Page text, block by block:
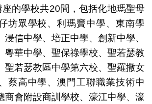
的學校共20間，包括化地瑪聖母
坊眾學校、利瑪竇中學、東南學
浸信中學、培正中學、創新中學、
粵華中學、聖保祿學校、聖若瑟教
聖若瑟教區中學第六校、聖羅撒女
蔡高中學、澳門工聯職業技術中
商會附設商訓學校、濠江中學、濠